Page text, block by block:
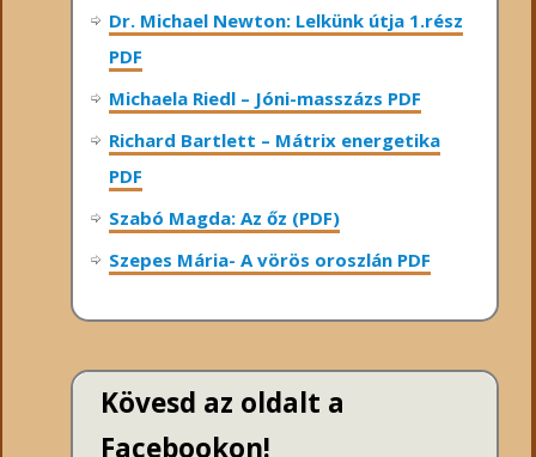
Dr. Michael Newton: Lelkünk útja 1.rész
PDF
Michaela Riedl – Jóni-masszázs PDF
Richard Bartlett – Mátrix energetika
PDF
Szabó Magda: Az őz (PDF)
Szepes Mária- A vörös oroszlán PDF
Kövesd az oldalt a
Facebookon!